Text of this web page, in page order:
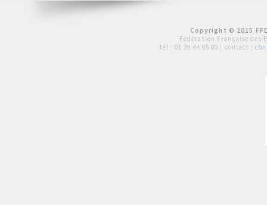
Copyright © 2015
Fédération Française des
tél : 01 39 44 65 80 | contact :